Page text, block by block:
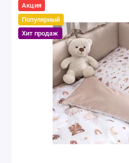
Акция
Популярный
Хит продаж